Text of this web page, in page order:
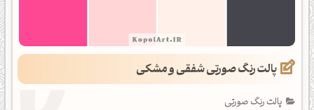
پالت رنگ صورتی شفقی و مشکی
پالت رنگ صورتی